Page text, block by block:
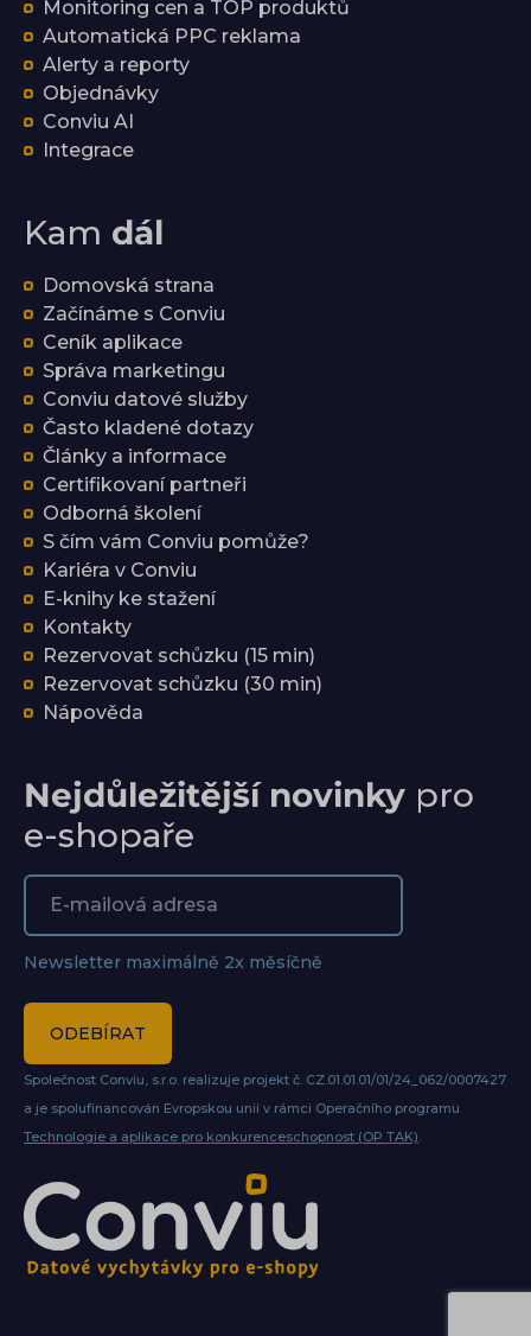
Monitoring cen a TOP produktů
Automatická PPC reklama
Alerty a reporty
Objednávky
Conviu AI
Integrace
Kam dál
Domovská strana
Začínáme s Conviu
Ceník aplikace
Správa marketingu
Conviu datové služby
Často kladené dotazy
Články a informace
Certifikovaní partneři
Odborná školení
S čím vám Conviu pomůže?
Kariéra v Conviu
E-knihy ke stažení
Kontakty
Rezervovat schůzku (15 min)
Rezervovat schůzku (30 min)
Nápověda
Nejdůležitější novinky pro
e-shopaře
Newsletter maximálně 2x měsíčně
ODEBÍRAT
Společnost Conviu, s.r.o. realizuje projekt č. CZ.01.01.01/01/24_062/0007427
a je spolufinancován Evropskou unií v rámci Operačního programu
Technologie a aplikace pro konkurenceschopnost (OP TAK)